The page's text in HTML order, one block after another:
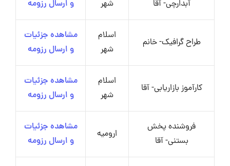
آبدارچی- آقا
شهر
و ارسال رزومه
طراح گرافیک- خانم
اسلام
شهر
مشاهده جزئیات
و ارسال رزومه
کارآموز بازاریابی- آقا
اسلام
شهر
مشاهده جزئیات
و ارسال رزومه
فروشنده پخش
بستنی- آقا
ارومیه
مشاهده جزئیات
و ارسال رزومه